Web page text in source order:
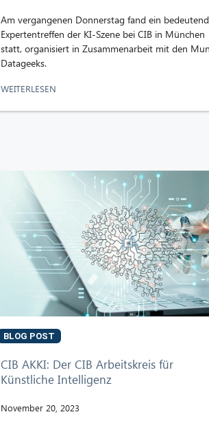
Am vergangenen Donnerstag fand ein
Expertentreffen der KI-Szene bei CIB in München
statt, organisiert in Zusammenarbeit mit den
Datageeks.
WEITERLESEN
BLOG POST
CIB AKKI: Der CIB Arbeitskreis für
Künstliche Intelligenz
November 20, 2023